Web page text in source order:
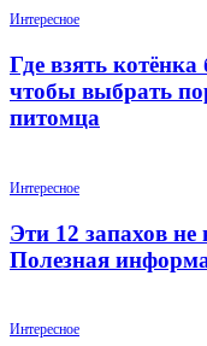
Интересное
Где взять
чтобы выбрать
питомца
Интересное
Эти 12 запахов
Полезная
Интересное